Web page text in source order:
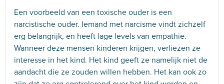
Een voorbeeld van een toxische ouder is een
narcistische ouder. Iemand met narcisme vindt zichzelf
erg belangrijk, en heeft lage levels van empathie.
Wanneer deze mensen kinderen krijgen, verliezen ze
interesse in het kind. Het kind geeft ze namelijk niet de
aandacht die ze zouden willen hebben. Het kan ook zo